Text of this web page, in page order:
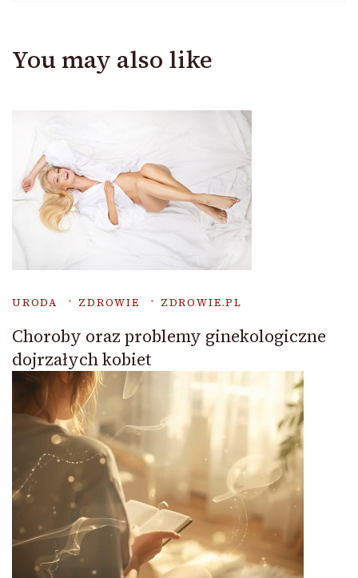
You may also like
URODA ZDROWIE ZDROWIE.PL
Choroby oraz problemy ginekologiczne
dojrzałych kobiet